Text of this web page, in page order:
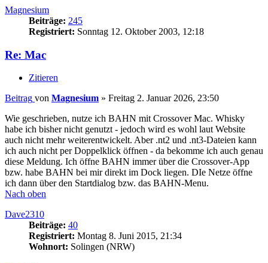
Magnesium
Beiträge: 245
Registriert: Sonntag 12. Oktober 2003, 12:18
Re: Mac
Zitieren
Beitrag von Magnesium » Freitag 2. Januar 2026, 23:50
Wie geschrieben, nutze ich BAHN mit Crossover Mac. Whisky
habe ich bisher nicht genutzt - jedoch wird es wohl laut Website
auch nicht mehr weiterentwickelt. Aber .nt2 und .nt3-Dateien kann
ich auch nicht per Doppelklick öffnen - da bekomme ich auch genau
diese Meldung. Ich öffne BAHN immer über die Crossover-App
bzw. habe BAHN bei mir direkt im Dock liegen. DIe Netze öffne
ich dann über den Startdialog bzw. das BAHN-Menu.
Nach oben
Dave2310
Beiträge: 40
Registriert: Montag 8. Juni 2015, 21:34
Wohnort: Solingen (NRW)